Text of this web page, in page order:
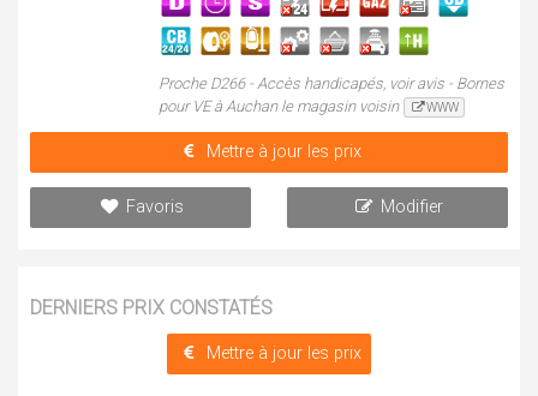
Proche D266 - Accès handicapés, voir avis - Bornes
pour VE à Auchan le magasin voisin
WWW
Mettre à jour les prix
Favoris Modifier
DERNIERS PRIX CONSTATÉS
Mettre à jour les prix